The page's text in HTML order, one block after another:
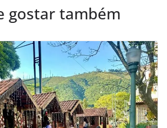
gostar também